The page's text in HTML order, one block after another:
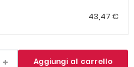
43,47 €
Aggiungi al carrello